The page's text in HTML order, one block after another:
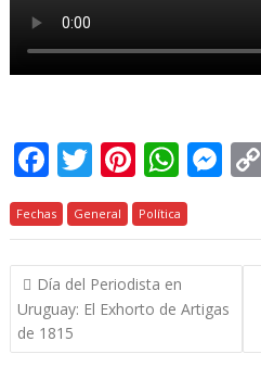
F
ac
e
b
o
o
k
T
w
itt
er
Pi
nt
er
e
st
W
h
at
s
A
p
M
ss
e
n
er
Fechas General Política
Navegación
de
entradas
Día del Periodista en
Uruguay: El Exhorto de Artigas
de 1815